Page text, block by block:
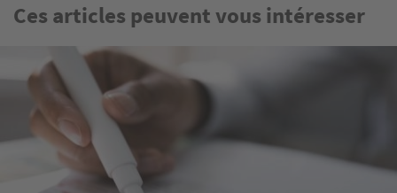
Ces articles peuvent vous intéresser